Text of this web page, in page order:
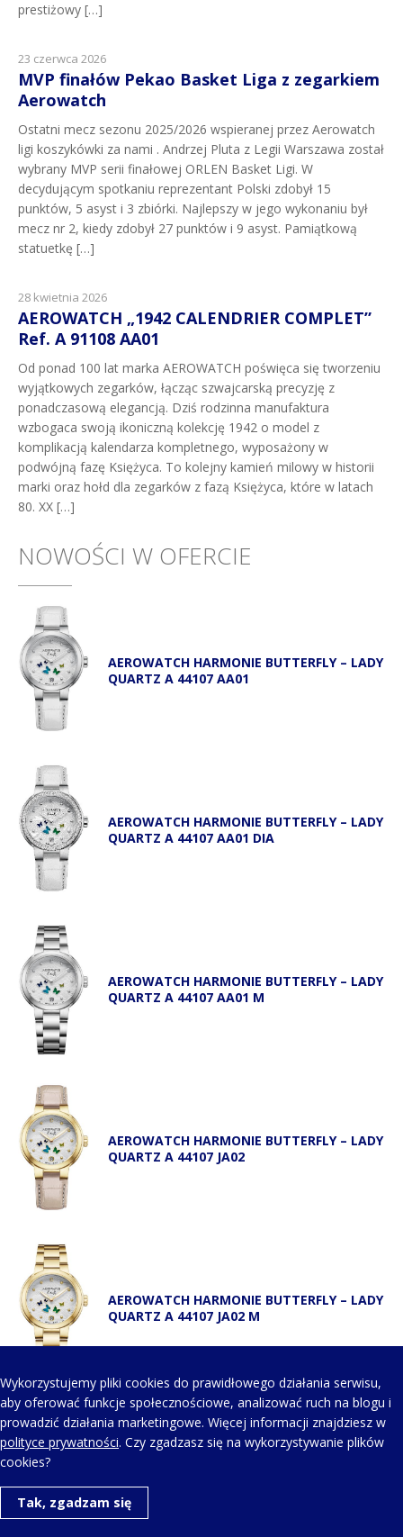
prestiżowy […]
23 czerwca 2026
MVP finałów Pekao Basket Liga z zegarkiem
Aerowatch
Ostatni mecz sezonu 2025/2026 wspieranej przez Aerowatch
ligi koszykówki za nami . Andrzej Pluta z Legii Warszawa został
wybrany MVP serii finałowej ORLEN Basket Ligi. W
decydującym spotkaniu reprezentant Polski zdobył 15
punktów, 5 asyst i 3 zbiórki. Najlepszy w jego wykonaniu był
mecz nr 2, kiedy zdobył 27 punktów i 9 asyst. Pamiątkową
statuetkę […]
28 kwietnia 2026
AEROWATCH „1942 CALENDRIER COMPLET”
Ref. A 91108 AA01
Od ponad 100 lat marka AEROWATCH poświęca się tworzeniu
wyjątkowych zegarków, łącząc szwajcarską precyzję z
ponadczasową elegancją. Dziś rodzinna manufaktura
wzbogaca swoją ikoniczną kolekcję 1942 o model z
komplikacją kalendarza kompletnego, wyposażony w
podwójną fazę Księżyca. To kolejny kamień milowy w historii
marki oraz hołd dla zegarków z fazą Księżyca, które w latach
80. XX […]
NOWOŚCI W OFERCIE
AEROWATCH HARMONIE BUTTERFLY – LADY
QUARTZ A 44107 AA01
AEROWATCH HARMONIE BUTTERFLY – LADY
QUARTZ A 44107 AA01 DIA
AEROWATCH HARMONIE BUTTERFLY – LADY
QUARTZ A 44107 AA01 M
AEROWATCH HARMONIE BUTTERFLY – LADY
QUARTZ A 44107 JA02
AEROWATCH HARMONIE BUTTERFLY – LADY
QUARTZ A 44107 JA02 M
KONTAKT Z NAMI
Telefon kontaktowy:
+48 123 454 514
Wykorzystujemy pliki cookies do prawidłowego działania serwisu,
aby oferować funkcje społecznościowe, analizować ruch na blogu i
prowadzić działania marketingowe. Więcej informacji znajdziesz w
polityce prywatności. Czy zgadzasz się na wykorzystywanie plików
cookies?
Tak, zgadzam się